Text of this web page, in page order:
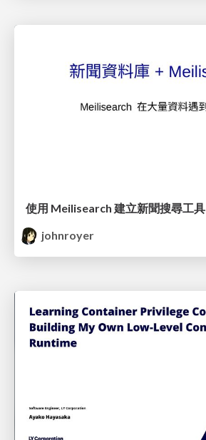
使用 Meilisearch 建立新聞搜尋工具
johnroyer